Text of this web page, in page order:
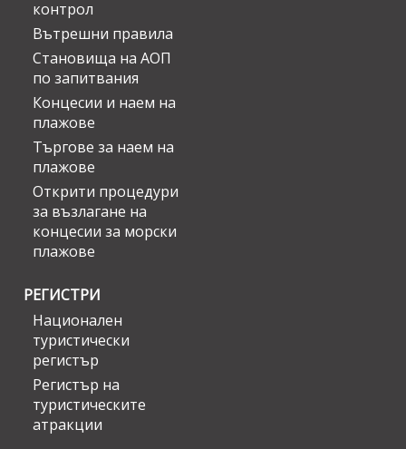
контрол
Вътрешни правила
Становища на АОП
по запитвания
Концесии и наем на
плажове
Търгове за наем на
плажове
Открити процедури
за възлагане на
концесии за морски
плажове
РЕГИСТРИ
Национален
туристически
регистър
Регистър на
туристическите
атракции